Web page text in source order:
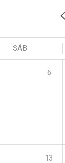
SÁB
6
13